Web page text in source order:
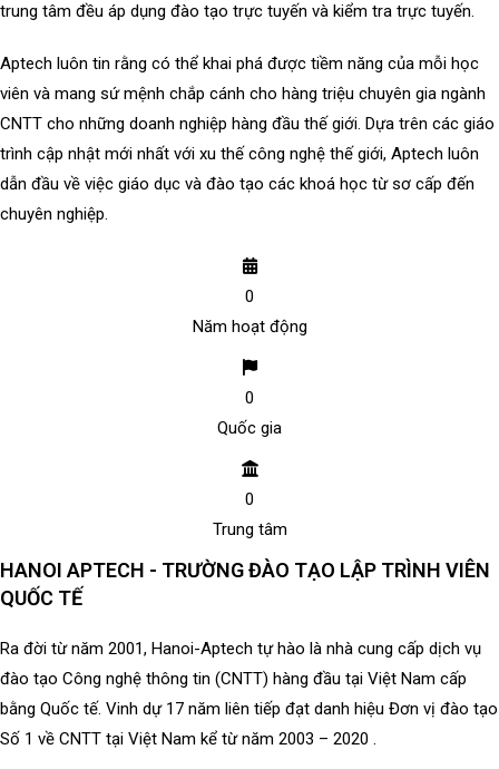
trung tâm đều áp dụng đào tạo trực tuyến và kiểm tra trực tuyến.
Aptech luôn tin rằng có thể khai phá được tiềm năng của mỗi học
viên và mang sứ mệnh chắp cánh cho hàng triệu chuyên gia ngành
CNTT cho những doanh nghiệp hàng đầu thế giới. Dựa trên các giáo
trình cập nhật mới nhất với xu thế công nghệ thế giới, Aptech luôn
dẫn đầu về việc giáo dục và đào tạo các khoá học từ sơ cấp đến
chuyên nghiệp.
0
Năm hoạt động
0
Quốc gia
0
Trung tâm
HANOI APTECH - TRƯỜNG ĐÀO TẠO LẬP TRÌNH VIÊN
QUỐC TẾ
Ra đời từ năm 2001, Hanoi-Aptech tự hào là nhà cung cấp dịch vụ
đào tạo Công nghệ thông tin (CNTT) hàng đầu tại Việt Nam cấp
bằng Quốc tế. Vinh dự 17 năm liên tiếp đạt danh hiệu Đơn vị đào tạo
Số 1 về CNTT tại Việt Nam kể từ năm 2003 – 2020 .